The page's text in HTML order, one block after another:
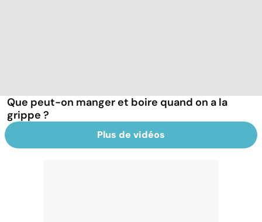
Que peut-on manger et boire quand on a la
grippe ?
Plus de vidéos